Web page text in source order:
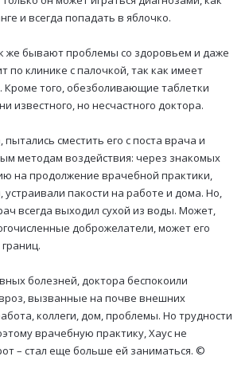
и всегда попадать в яблочко.
же бывают проблемы со здоровьем и даже
по клинике с палочкой, так как имеет
Кроме того, обезболивающие таблетки
известного, но несчастного доктора.
пытались сместить его с поста врача и
методам воздействия: через знакомых
на продолжение врачебной практики,
пакости на работе и дома. Но,
всегда выходил сухой из воды. Может,
доброжелатели, может его
болезней, доктора беспокоили
вызванные на почве внешних
коллеги, дом, проблемы. Но трудности
врачебную практику, Хаус не
– стал еще больше ей заниматься. ©